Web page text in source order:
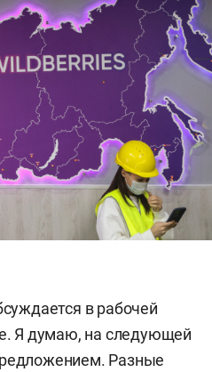
в рабочей
Я думаю, на следующей
Разные